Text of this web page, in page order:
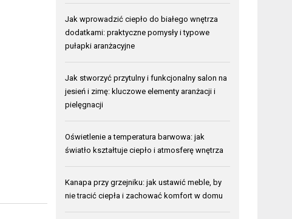
Jak wprowadzić ciepło do białego wnętrza
dodatkami: praktyczne pomysły i typowe
pułapki aranżacyjne
Jak stworzyć przytulny i funkcjonalny salon na
jesień i zimę: kluczowe elementy aranżacji i
pielęgnacji
Oświetlenie a temperatura barwowa: jak
światło kształtuje ciepło i atmosferę wnętrza
Kanapa przy grzejniku: jak ustawić meble, by
nie tracić ciepła i zachować komfort w domu